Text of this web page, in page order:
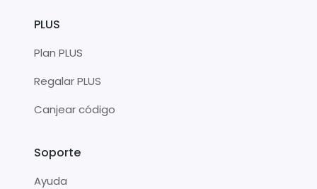
PLUS
Plan PLUS
Regalar PLUS
Canjear código
Soporte
Ayuda